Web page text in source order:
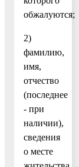
обжалуются;
2)
фамилию,
имя,
отчество
(последнее
- при
наличии),
сведения
о месте